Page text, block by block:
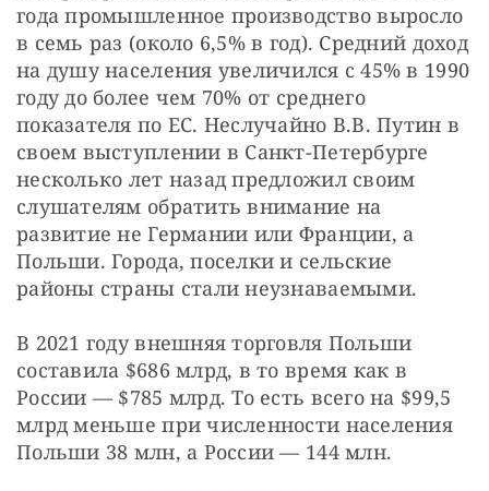
года промышленное производство выросло
в семь раз (около 6,5% в год). Средний доход
на душу населения увеличился с 45% в 1990
году до более чем 70% от среднего
показателя по ЕС. Неслучайно В.В. Путин в
своем выступлении в Санкт-Петербурге
несколько лет назад предложил своим
слушателям обратить внимание на
развитие не Германии или Франции, а
Польши. Города, поселки и сельские
районы страны стали неузнаваемыми.
В 2021 году внешняя торговля Польши
составила $686 млрд, в то время как в
России — $785 млрд. То есть всего на $99,5
млрд меньше при численности населения
Польши 38 млн, а России — 144 млн.